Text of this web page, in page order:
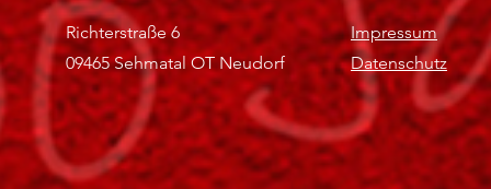
Richterstraße 6
09465 Sehmatal OT Neudorf
Impressum
Datenschutz